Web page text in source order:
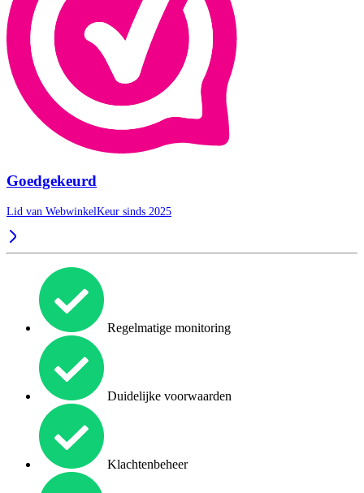
Goedgekeurd
Lid van WebwinkelKeur sinds 2025
Regelmatige monitoring
Duidelijke voorwaarden
Klachtenbeheer